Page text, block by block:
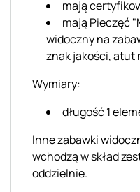
mają
mają Pieczęć
widoczny na
znak jakości, atut
Wymiary:
długość 1
Inne zabawki
wchodzą w skład
oddzielnie.